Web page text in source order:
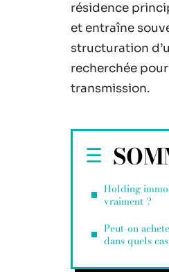
résidence
et entraîne
structuration
recherchée
transmission.
Holding
vraiment ?
Peut-on
dans quels